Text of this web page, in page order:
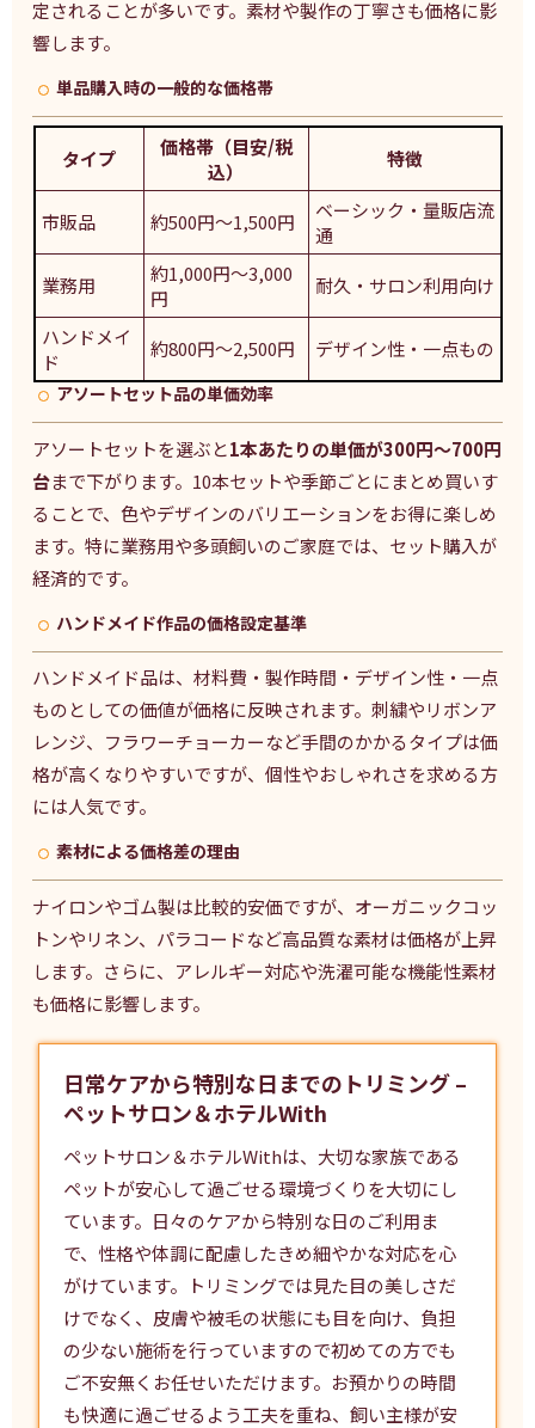
定されることが多いです。素材や製作の丁寧さも価格に影
響します。
単品購入時の一般的な価格帯
タイプ
価格帯（目安/税
込）
特徴
市販品 約500円～1,500円
ベーシック・量販店流
通
業務用
約1,000円～3,000
円
耐久・サロン利用向け
ハンドメイ
ド
約800円～2,500円 デザイン性・一点もの
アソートセット品の単価効率
アソートセットを選ぶと1本あたりの単価が300円～700円
台まで下がります。10本セットや季節ごとにまとめ買いす
ることで、色やデザインのバリエーションをお得に楽しめ
ます。特に業務用や多頭飼いのご家庭では、セット購入が
経済的です。
ハンドメイド作品の価格設定基準
ハンドメイド品は、材料費・製作時間・デザイン性・一点
ものとしての価値が価格に反映されます。刺繍やリボンア
レンジ、フラワーチョーカーなど手間のかかるタイプは価
格が高くなりやすいですが、個性やおしゃれさを求める方
には人気です。
素材による価格差の理由
ナイロンやゴム製は比較的安価ですが、オーガニックコッ
トンやリネン、パラコードなど高品質な素材は価格が上昇
します。さらに、アレルギー対応や洗濯可能な機能性素材
も価格に影響します。
日常ケアから特別な日までのトリミング –
ペットサロン＆ホテルWith
ペットサロン＆ホテルWithは、大切な家族である
ペットが安心して過ごせる環境づくりを大切にし
ています。日々のケアから特別な日のご利用ま
で、性格や体調に配慮したきめ細やかな対応を心
がけています。
トリミングでは見た目の美しさだ
けでなく、皮膚や被毛の状態にも目を向け、負担
の少ない施術を行っていますので初めての方でも
ご不安無くお任せいただけます。お預かりの時間
も快適に過ごせるよう工夫を重ね、飼い主様が安